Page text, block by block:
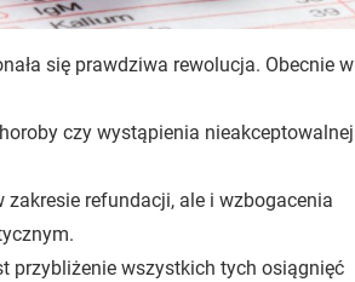
się prawdziwa rewolucja. Obecnie w
czy wystąpienia nieakceptowalnej
refundacji, ale i wzbogacenia
przybliżenie wszystkich tych osiągnięć